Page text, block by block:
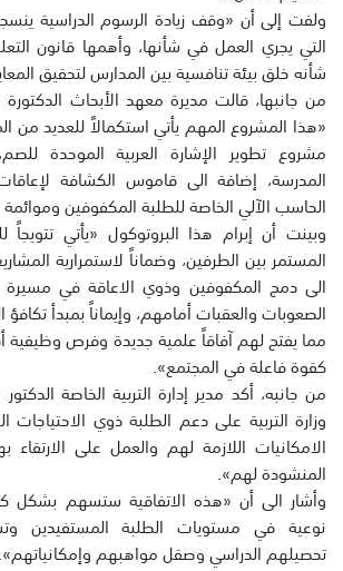
ولفت إلى أن «وقف زيادة الرسوم الدراسية
التي يجري العمل في شأنها، وأهمها قانون
شأنه خلق بيئة تنافسية بين المدارس لتحقيق
من جانبها، قالت مديرة معهد الأبحاث
«هذا المشروع المهم يأتي استكمالاً للعديد من
مشروع تطوير الإشارة العربية الموحدة
المدرسة، إضافة الى قاموس الكشافة
الحاسب الآلي الخاصة للطلبة المكفوفين
وبينت أن إبرام هذا البروتوكول «يأتي
المستمر بين الطرفين، وضماناً لاستمرارية
الى دمج المكفوفين وذوي الاعاقة في مسيرة
الصعوبات والعقبات أمامهم، وإيماناً بمبدأ
مما يفتح لهم آفاقاً علمية جديدة وفرص
كقوة فاعلة في المجتمع».
من جانبه، أكد مدير إدارة التربية الخاصة
وزارة التربية على دعم الطلبة ذوي
الامكانيات اللازمة لهم والعمل على
المنشودة لهم».
وأشار الى أن «هذه الاتفاقية ستسهم بشكل
نوعية في مستويات الطلبة المستفيدين
تحصيلهم الدراسي وصقل مواهبهم وإمكانياتهم».